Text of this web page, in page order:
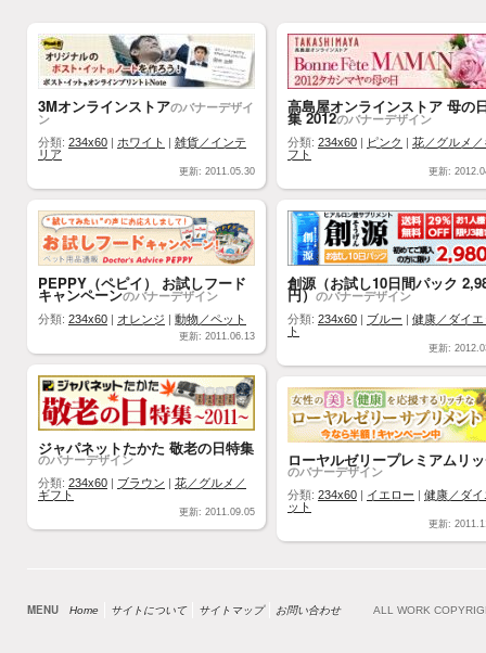
3Mオンラインストアのバナーデザイ
ン
分類: 234x60 ホワイト
雑貨／インテ
リア
更新: 2011.05.30
高島屋オンラインストア 母の
集 2012のバナーデザイン
分類: 234x60 ピンク
花／グルメ／
フト
更新:
PEPPY（ペピイ） お試しフード
キャンペーンのバナーデザイン
分類: 234x60 オレンジ 動物／ペット
更新: 2011.06.13
創源（お試し10日間パック
円）のバナーデザイン
分類: 234x60 ブルー
健康／ダイエ
ト
更新:
ジャパネットたかた 敬老の日特集
のバナーデザイン
分類: 234x60 ブラウン
花／グルメ／
ギフト
更新: 2011.09.05
ローヤルゼリープレミアムリ
のバナーデザイン
分類: 234x60 イエロー
健康／ダイ
ット
更新:
MENU Home サイトについて サイトマップ お問い合わせ ALL WORK